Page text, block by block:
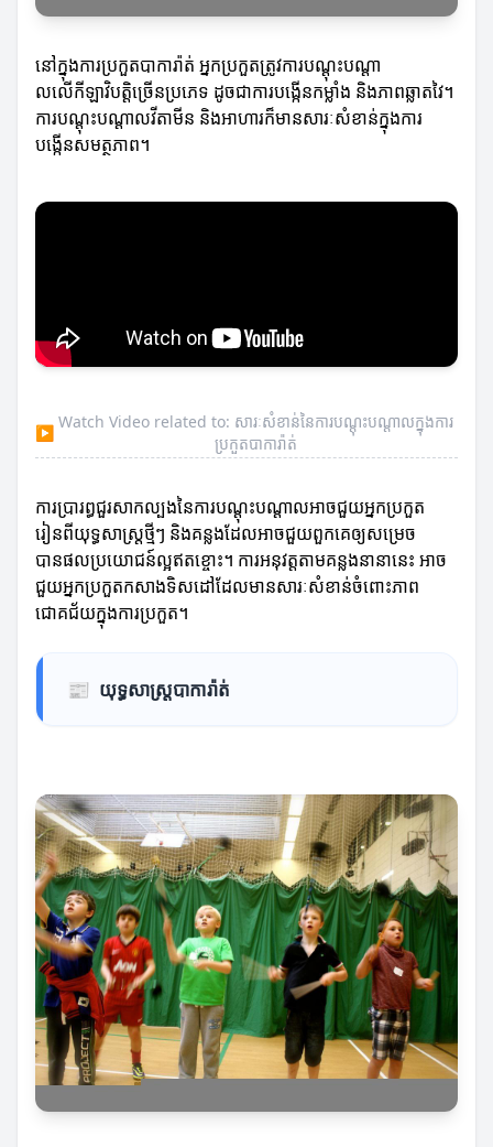
នៅក្នុងការប្រកួតបាការ៉ាត់ អ្នកប្រកួតត្រូវការបណ្ដុះបណ្ដា
លលើកីឡាវិបត្តិច្រើនប្រភេទ ដូចជាការបង្កើនកម្លាំង និងភាពឆ្លាតវៃ។
ការបណ្ដុះបណ្ដាលវីតាមីន និងអាហារក៏មានសារៈសំខាន់ក្នុងការ
បង្កើនសមត្ថភាព។
▶
Watch Video related to: សារៈសំខាន់នៃការបណ្ដុះបណ្ដាលក្នុងការ
ប្រកួតបាការ៉ាត់
ការប្រារព្ធជួរសាកល្បងនៃការបណ្ដុះបណ្ដាលអាចជួយអ្នកប្រកួត
រៀនពីយុទ្ធសាស្ត្រថ្មីៗ និងគន្លងដែលអាចជួយពួកគេឲ្យសម្រេច
បានផលប្រយោជន៍ល្អឥតខ្ចោះ។ ការអនុវត្តតាមគន្លងនានានេះ អាច
ជួយអ្នកប្រកួតកសាងទិសដៅដែលមានសារៈសំខាន់ចំពោះភាព
ជោគជ័យក្នុងការប្រកួត។
📰 យុទ្ធសាស្ត្របាការ៉ាត់